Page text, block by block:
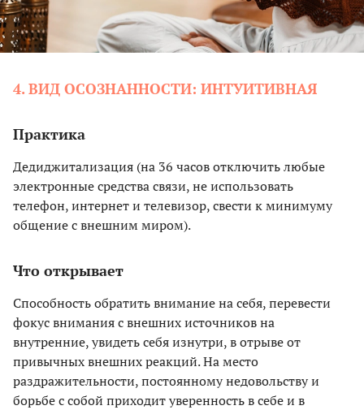
4. ВИД ОСОЗНАННОСТИ: ИНТУИТИВНАЯ
Практика
Дедиджитализация (на 36 часов отключить любые
электронные средства связи, не использовать
телефон, интернет и телевизор, свести к минимуму
общение с внешним миром).
Что открывает
Способность обратить внимание на себя, перевести
фокус внимания с внешних источников на
внутренние, увидеть себя изнутри, в отрыве от
привычных внешних реакций. На место
раздражительности, постоянному недовольству и
борьбе с собой приходит уверенность в себе и в